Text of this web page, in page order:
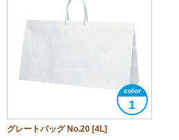
1
グレートバッグ No.20 [4L]